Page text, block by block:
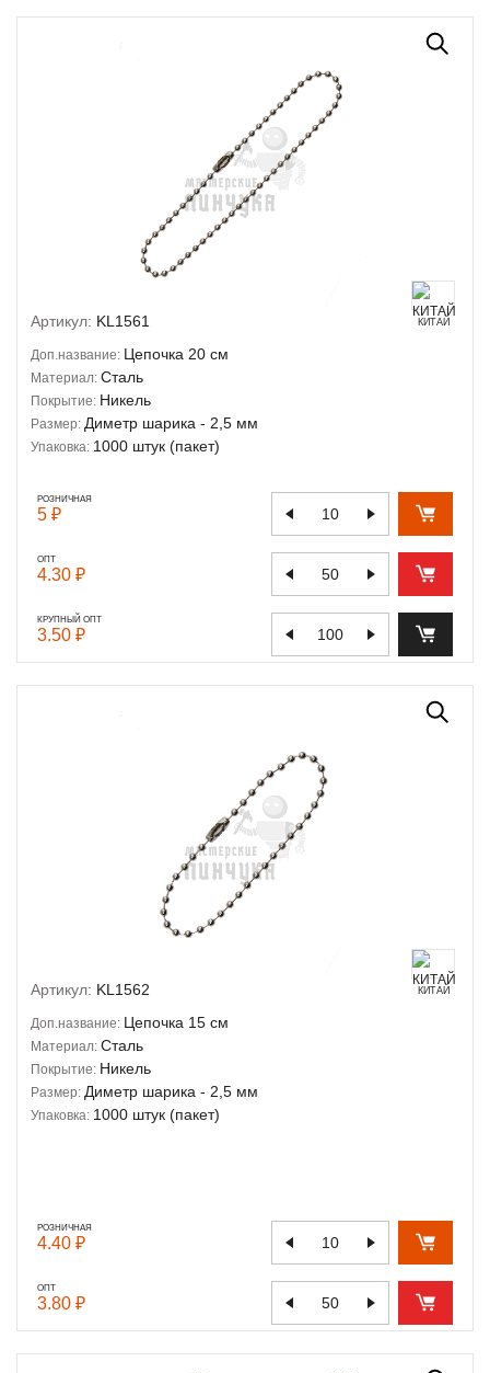
Артикул: KL1561 КИТАЙ
Доп.название: Цепочка 20 см
Материал: Сталь
Покрытие: Никель
Размер: Диметр шарика - 2,5 мм
Упаковка: 1000 штук (пакет)
РОЗНИЧНАЯ
5 ₽
ОПТ
4.30 ₽
КРУПНЫЙ ОПТ
3.50 ₽
Артикул: KL1562 КИТАЙ
Доп.название: Цепочка 15 см
Материал: Сталь
Покрытие: Никель
Размер: Диметр шарика - 2,5 мм
Упаковка: 1000 штук (пакет)
РОЗНИЧНАЯ
4.40 ₽
ОПТ
3.80 ₽